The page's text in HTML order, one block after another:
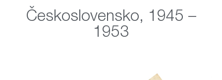
Československo, 1945 –
1953